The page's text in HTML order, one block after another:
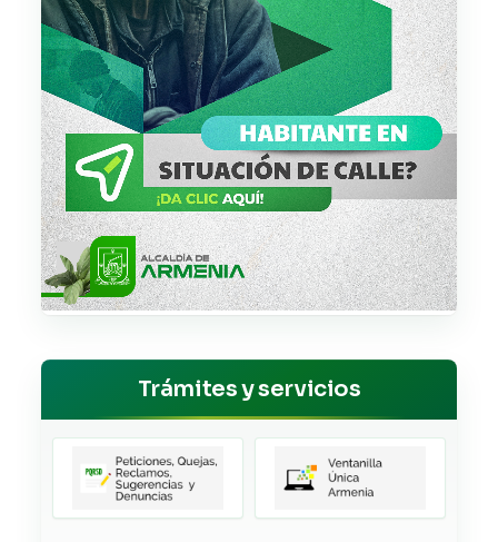
Trámites y servicios